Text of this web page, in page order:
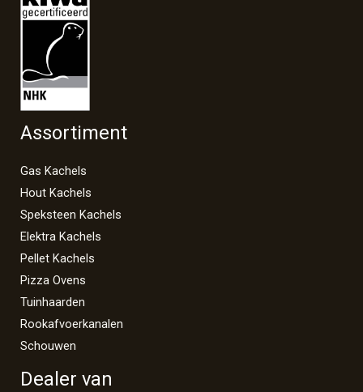
Assortiment
Gas Kachels
Hout Kachels
Speksteen Kachels
Elektra Kachels
Pellet Kachels
Pizza Ovens
Tuinhaarden
Rookafvoerkanalen
Schouwen
Dealer van